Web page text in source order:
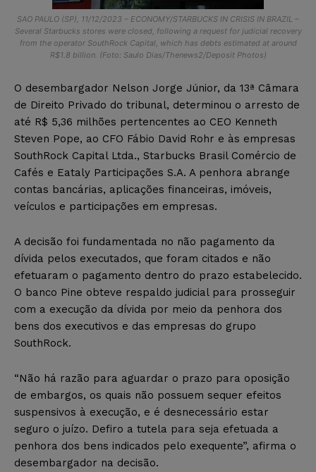
SAO PAULO (SP), 11/12/2023 – ECONOMY/STARBUCKS IN CRISIS IN BRAZIL –
Several Starbucks stores were closed, following a request for judicial recovery
from the operator SouthRock Capital, which has debts estimated at around
R$1.8 billion. (Foto: Saulo Dias/Thenews2/Deposit Photos)
O desembargador Nelson Jorge Júnior, da 13ª Câmara
de Direito Privado do tribunal, determinou o arresto de
até R$ 5,36 milhões pertencentes ao CEO Kenneth
Steven Pope, ao CFO Fábio David Rohr e às empresas
SouthRock Capital Ltda., Starbucks Brasil Comércio de
Cafés e Eataly Participações S.A. A penhora abrange
contas bancárias, aplicações financeiras, imóveis,
veículos e participações em empresas.
A decisão foi fundamentada no não pagamento da
dívida pelos executados, que foram citados e não
efetuaram o pagamento dentro do prazo estabelecido.
O banco Pine obteve respaldo judicial para prosseguir
com a execução da dívida por meio da penhora dos
bens dos executivos e das empresas do grupo
SouthRock.
“Não há razão para aguardar o prazo para oposição
de embargos, os quais não possuem sequer efeitos
suspensivos à execução, e é desnecessário estar
seguro o juízo. Defiro a tutela para seja efetuada a
penhora dos bens indicados pelo exequente”, afirma o
desembargador na decisão.